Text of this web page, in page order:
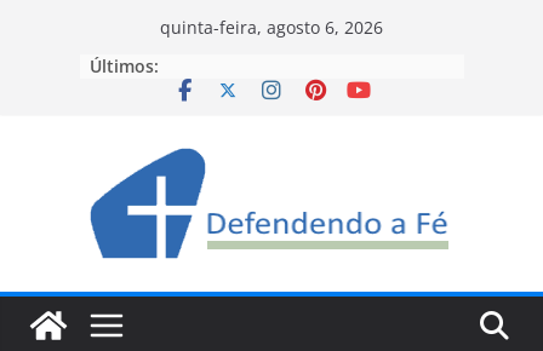
quinta-feira, agosto 6, 2026
Últimos: